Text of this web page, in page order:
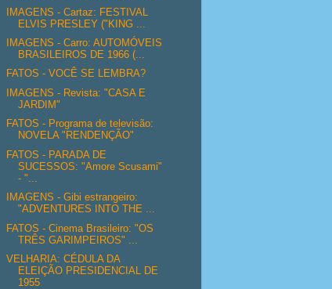
IMAGENS - Cartaz: FESTIVAL
ELVIS PRESLEY ("KING ...
IMAGENS - Carro: AUTOMÓVEIS
BRASILEIROS DE 1966 (...
FATOS - VOCÊ SE LEMBRA?
IMAGENS - Revista: "CASA E
JARDIM"
FATOS - Programa de televisão:
NOVELA "RENDENÇÃO"
FATOS - PARADA DE
SUCESSOS: "Amore Scusami"
- "...
IMAGENS - Gibi estrangeiro:
"ADVENTURES INTO THE ...
FATOS - Cinema Brasileiro: "OS
TRÊS GARIMPEIROS" ...
VELHARIA: CÉDULA DA
ELEIÇÃO PRESIDENCIAL DE
1955